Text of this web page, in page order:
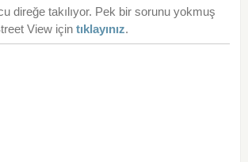
direğe takılıyor. Pek bir sorunu yokmuş
View için tıklayınız.